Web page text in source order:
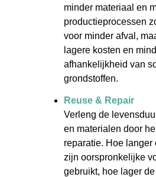
minder materiaal en
productieprocessen
voor minder afval,
lagere kosten en
afhankelijkheid van
grondstoffen.
Reuse & Repair
Verleng de
en materialen door
reparatie. Hoe langer
zijn oorspronkelijke
gebruikt, hoe lager